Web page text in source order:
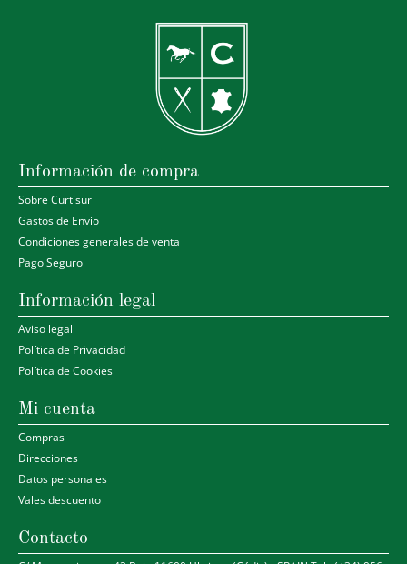
Información de compra
Sobre Curtisur
Gastos de Envio
Condiciones generales de venta
Pago Seguro
Información legal
Aviso legal
Política de Privacidad
Política de Cookies
Mi cuenta
Compras
Direcciones
Datos personales
Vales descuento
Contacto